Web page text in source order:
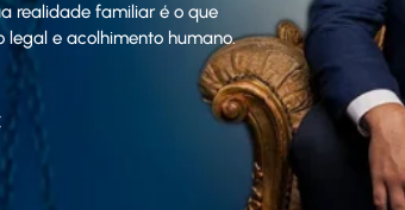
realidade familiar é o que
e acolhimento humano.